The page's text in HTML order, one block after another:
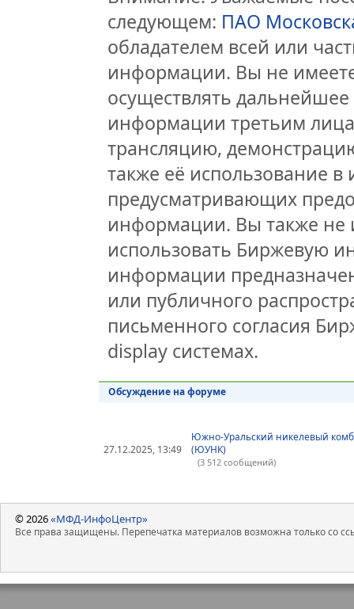
следующем: ПАО
обладателем всей или
информации. Вы не
осуществлять
информации третьим
трансляцию,
также её использование
предусматривающих
информации. Вы также не
использовать Биржевую
информации
или публичного
письменного согласия
display системах.
Обсуждение на форуме
27.12.2025, 13:49
Южно-Уральский никелевый
(ЮУНК)
(3 512 сообщений)
© 2026«МФД-ИнфоЦентр»
Все права защищены. Перепечатка материалов возможна только со